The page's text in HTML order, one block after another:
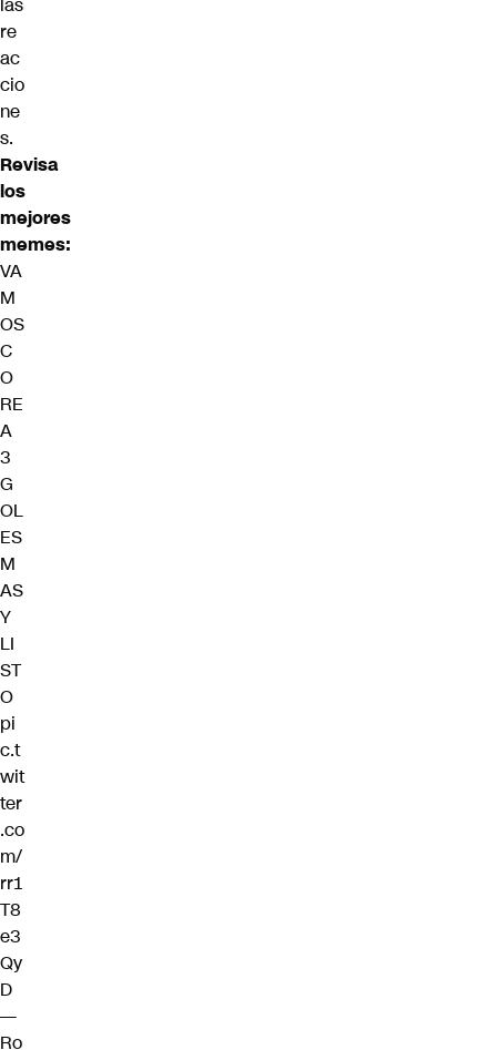
re
ac
cio
ne
s.
Revisa
los
mejores
memes:
VA
M
OS
C
O
RE
A
3
G
OL
ES
M
AS
Y
LI
ST
O
pi
c.t
wit
ter
.co
m/
rr1
T8
e3
Qy
D
—
Ro